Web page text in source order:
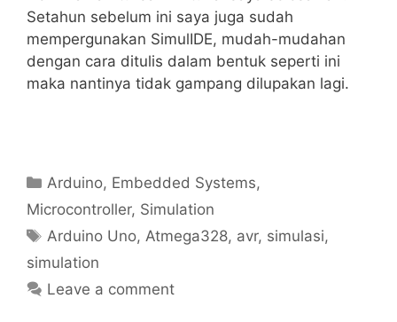
Setahun sebelum ini saya juga sudah
mempergunakan SimulIDE, mudah-mudahan
dengan cara ditulis dalam bentuk seperti ini
maka nantinya tidak gampang dilupakan lagi.
Categories
Arduino, Embedded Systems,
Microcontroller, Simulation
Tags
Arduino Uno,Atmega328, avr, simulasi,
simulation
Leave a comment